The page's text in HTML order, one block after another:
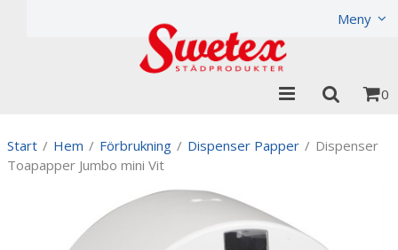
Meny
0
Start / Hem / Förbrukning / Dispenser Papper / Dispenser
Toapapper Jumbo mini Vit